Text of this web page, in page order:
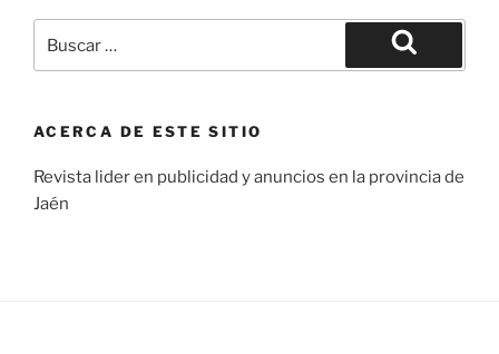
por:
Buscar
ACERCA DE ESTE SITIO
Revista lider en publicidad y anuncios en la provincia de
Jaén